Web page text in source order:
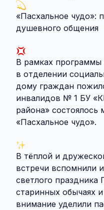
«Пасхальное чудо»:
душевного общения
В рамках программы
в отделении
дому граждан
инвалидов № 1 БУ
района» состоялось
«Пасхальное чудо».
В тёплой и
встречи вспомнили
светлого праздника
старинных обычаях
внимание уделили